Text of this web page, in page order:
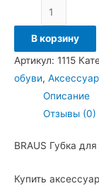
В корзину
Артикул: 1115
обуви,
Описание
Отзывы (0)
BRAUS Губка
Купить